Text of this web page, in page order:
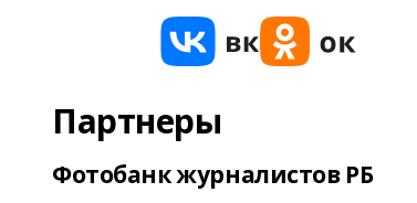
Партнеры
Фотобанк журналистов РБ